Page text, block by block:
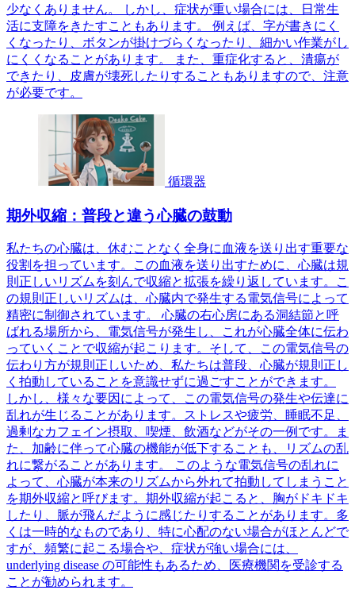
少なくありません。 しかし、症状が重い場合には、日常生
活に支障をきたすこともあります。 例えば、字が書きにく
くなったり、ボタンが掛けづらくなったり、細かい作業がし
にくくなることがあります。 また、重症化すると、潰瘍が
できたり、皮膚が壊死したりすることもありますので、注意
が必要です。
循環器
期外収縮：普段と違う心臓の鼓動
私たちの心臓は、休むことなく全身に血液を送り出す重要な
役割を担っています。この血液を送り出すために、心臓は規
則正しいリズムを刻んで収縮と拡張を繰り返しています。こ
の規則正しいリズムは、心臓内で発生する電気信号によって
精密に制御されています。 心臓の右心房にある洞結節と呼
ばれる場所から、電気信号が発生し、これが心臓全体に伝わ
っていくことで収縮が起こります。そして、この電気信号の
伝わり方が規則正しいため、私たちは普段、心臓が規則正し
く拍動していることを意識せずに過ごすことができます。
しかし、様々な要因によって、この電気信号の発生や伝達に
乱れが生じることがあります。ストレスや疲労、睡眠不足、
過剰なカフェイン摂取、喫煙、飲酒などがその一例です。ま
た、加齢に伴って心臓の機能が低下することも、リズムの乱
れに繋がることがあります。 このような電気信号の乱れに
よって、心臓が本来のリズムから外れて拍動してしまうこと
を期外収縮と呼びます。期外収縮が起こると、胸がドキドキ
したり、脈が飛んだように感じたりすることがあります。多
くは一時的なものであり、特に心配のない場合がほとんどで
すが、頻繁に起こる場合や、症状が強い場合には、
underlying disease の可能性もあるため、医療機関を受診する
ことが勧められます。